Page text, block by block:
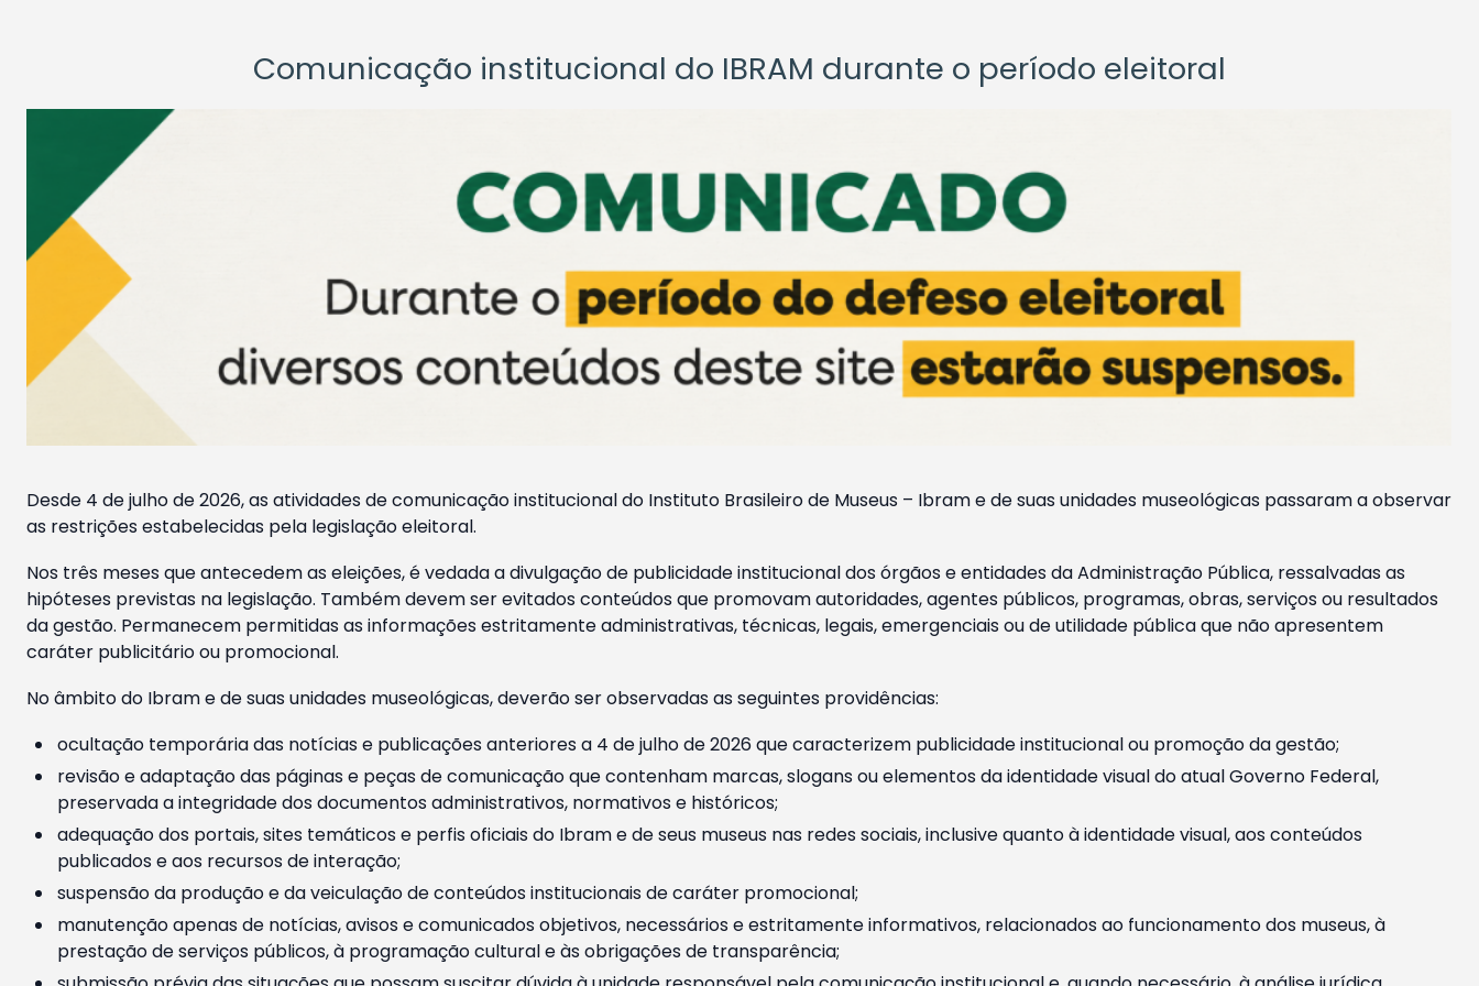
Comunicação institucional do IBRAM durante o período eleitoral
Desde 4 de julho de 2026, as atividades de comunicação institucional do Instituto Brasileiro de Museus – Ibram e de suas unidades museológicas passaram a observar
as restrições estabelecidas pela legislação eleitoral.
Nos três meses que antecedem as eleições, é vedada a divulgação de publicidade institucional dos órgãos e entidades da Administração Pública, ressalvadas as
hipóteses previstas na legislação. Também devem ser evitados conteúdos que promovam autoridades, agentes públicos, programas, obras, serviços ou resultados
da gestão. Permanecem permitidas as informações estritamente administrativas, técnicas, legais, emergenciais ou de utilidade pública que não apresentem
caráter publicitário ou promocional.
No âmbito do Ibram e de suas unidades museológicas, deverão ser observadas as seguintes providências:
ocultação temporária das notícias e publicações anteriores a 4 de julho de 2026 que caracterizem publicidade institucional ou promoção da gestão;
revisão e adaptação das páginas e peças de comunicação que contenham marcas, slogans ou elementos da identidade visual do atual Governo Federal,
preservada a integridade dos documentos administrativos, normativos e históricos;
adequação dos portais, sites temáticos e perfis oficiais do Ibram e de seus museus nas redes sociais, inclusive quanto à identidade visual, aos conteúdos
publicados e aos recursos de interação;
suspensão da produção e da veiculação de conteúdos institucionais de caráter promocional;
manutenção apenas de notícias, avisos e comunicados objetivos, necessários e estritamente informativos, relacionados ao funcionamento dos museus, à
prestação de serviços públicos, à programação cultural e às obrigações de transparência;